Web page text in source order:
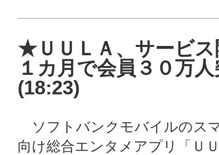
★ＵＵＬＡ、サービス
１カ月で会員３０万
(18:23)
ソフトバンクモバイルのス
向け総合エンタメアプリ「Ｕ